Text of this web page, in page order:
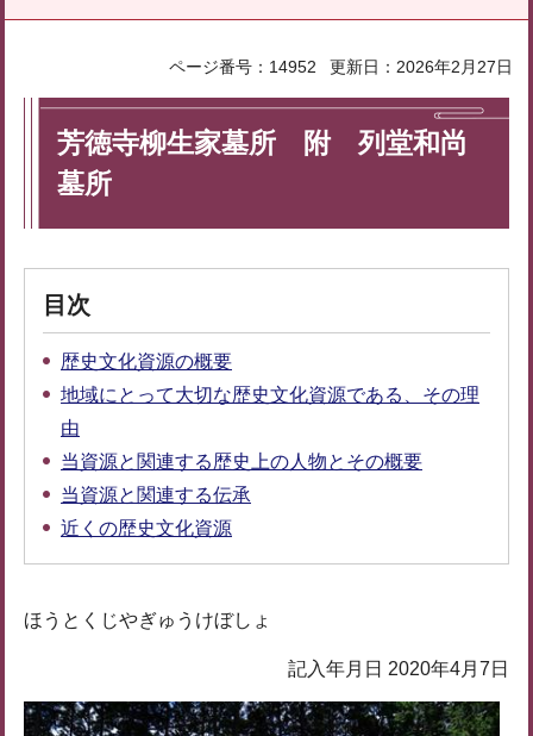
ページ番号：14952 更新日：2026年2月27日
芳徳寺柳生家墓所 附 列堂和尚
墓所
目次
歴史文化資源の概要
地域にとって大切な歴史文化資源である、その理
由
当資源と関連する歴史上の人物とその概要
当資源と関連する伝承
近くの歴史文化資源
ほうとくじやぎゅうけぼしょ
記入年月日 2020年4月7日